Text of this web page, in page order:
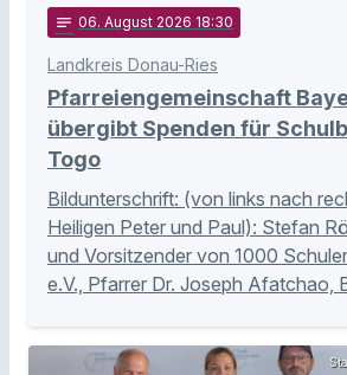
notes 06. August 2026 18:30
Landkreis Donau-Ries
Pfarreiengemeinschaft
übergibt Spenden für
Togo
Bildunterschrift: (von links nach
Heiligen Peter und Paul): Stefan
und Vorsitzender von 1000
e.V., Pfarrer Dr. Joseph Afatchao,